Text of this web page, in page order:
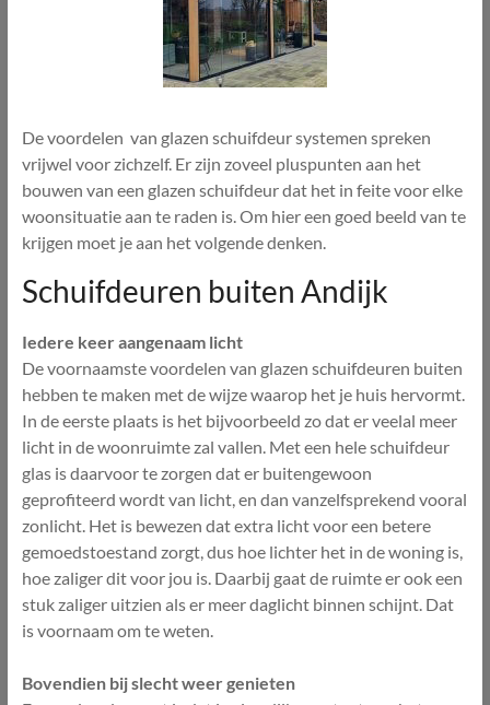
De voordelen van glazen schuifdeur systemen spreken
vrijwel voor zichzelf. Er zijn zoveel pluspunten aan het
bouwen van een glazen schuifdeur dat het in feite voor elke
woonsituatie aan te raden is. Om hier een goed beeld van te
krijgen moet je aan het volgende denken.
Schuifdeuren buiten Andijk
Iedere keer aangenaam licht
De voornaamste voordelen van glazen schuifdeuren buiten
hebben te maken met de wijze waarop het je huis hervormt.
In de eerste plaats is het bijvoorbeeld zo dat er veelal meer
licht in de woonruimte zal vallen. Met een hele schuifdeur
glas is daarvoor te zorgen dat er buitengewoon
geprofiteerd wordt van licht, en dan vanzelfsprekend vooral
zonlicht. Het is bewezen dat extra licht voor een betere
gemoedstoestand zorgt, dus hoe lichter het in de woning is,
hoe zaliger dit voor jou is. Daarbij gaat de ruimte er ook een
stuk zaliger uitzien als er meer daglicht binnen schijnt. Dat
is voornaam om te weten.
Bovendien bij slecht weer genieten